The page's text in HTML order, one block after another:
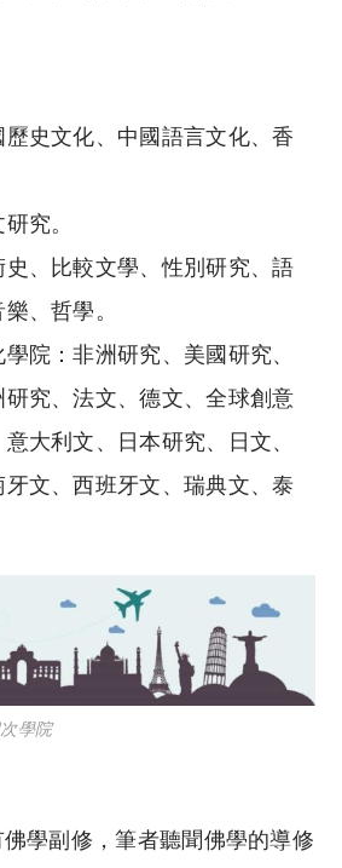
史文化、中國語言文化、香
究。
史、比較文學、性別研究、語
、哲學。
院：非洲研究、美國研究、
究、法文、德文、全球創意
大利文、日本研究、日文、
文、西班牙文、瑞典文、泰
學院
學副修，筆者聽聞佛學的導修